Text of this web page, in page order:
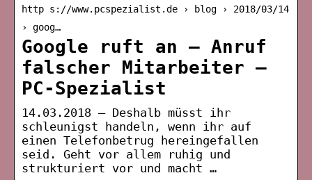
http s://www.pcspezialist.de › blog › 2018/03/14
› goog…
Google ruft an – Anruf
falscher Mitarbeiter –
PC-Spezialist
14.03.2018 — Deshalb müsst ihr
schleunigst handeln, wenn ihr auf
einen Telefonbetrug hereingefallen
seid. Geht vor allem ruhig und
strukturiert vor und macht …